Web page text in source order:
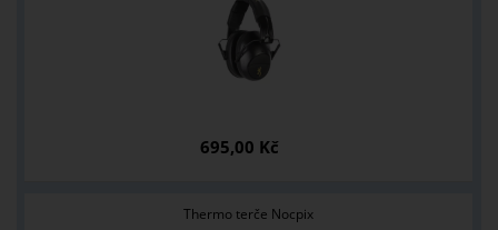
695,00 Kč
Thermo terče Nocpix